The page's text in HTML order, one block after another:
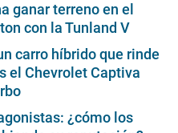
ganar terreno en el
con la Tunland V
carro híbrido que rinde
el Chevrolet Captiva
¿cómo los